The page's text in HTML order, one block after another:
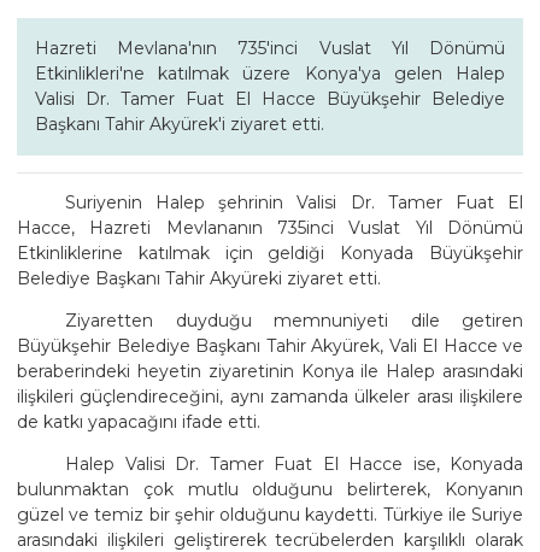
Hazreti Mevlana'nın 735'inci Vuslat Yıl Dönümü
Etkinlikleri'ne katılmak üzere Konya'ya gelen Halep
Valisi Dr. Tamer Fuat El Hacce Büyükşehir Belediye
Başkanı Tahir Akyürek'i ziyaret etti.
Suriyenin Halep şehrinin Valisi Dr. Tamer Fuat El
Hacce, Hazreti Mevlananın 735inci Vuslat Yıl Dönümü
Etkinliklerine katılmak için geldiği Konyada Büyükşehir
Belediye Başkanı Tahir Akyüreki ziyaret etti.
Ziyaretten duyduğu memnuniyeti dile getiren
Büyükşehir Belediye Başkanı Tahir Akyürek, Vali El Hacce ve
beraberindeki heyetin ziyaretinin Konya ile Halep arasındaki
ilişkileri güçlendireceğini, aynı zamanda ülkeler arası ilişkilere
de katkı yapacağını ifade etti.
Halep Valisi Dr. Tamer Fuat El Hacce ise, Konyada
bulunmaktan çok mutlu olduğunu belirterek, Konyanın
güzel ve temiz bir şehir olduğunu kaydetti. Türkiye ile Suriye
arasındaki ilişkileri geliştirerek tecrübelerden karşılıklı olarak